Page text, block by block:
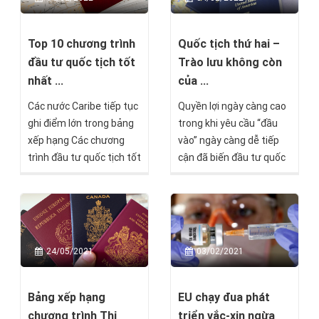
nào? New Zealand thuộc
ở đâu trên bản đồ thế
giới?
Top 10 chương trình
đầu tư quốc tịch tốt
nhất ...
Các nước Caribe tiếp tục
ghi điểm lớn trong bảng
xếp hạng Các chương
trình đầu tư quốc tịch tốt
Citizenship.
Quốc tịch thứ hai –
Trào lưu không còn
của ...
Quyền lợi ngày càng cao
trong khi yêu cầu “đầu
vào” ngày càng dễ tiếp
cận đã biến đầu tư quốc
một trào lưu hấp dẫn với
cả cấp trung lưu, vươn
rộng tới cả các nước
đang phát triển như Việt
Nam.
24/05/2021
Bảng xếp hạng
chương trình Thị
03/02/2021
EU chạy đua phát
triển vắc-xin ngừa